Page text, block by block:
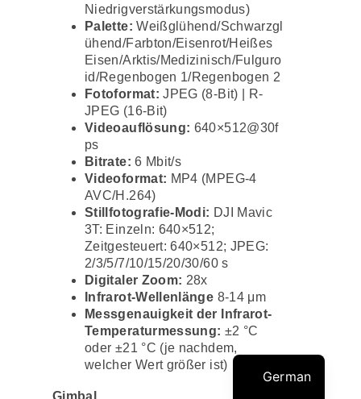
Niedrigverstärkungsmodus)
Palette:Weißglühend/Schwarzgl
ühend/Farbton/Eisenrot/Heißes
Eisen/Arktis/Medizinisch/Fulguro
id/Regenbogen 1/Regenbogen 2
Fotoformat: JPEG (8-Bit) | R-
JPEG (16-Bit)
Videoauflösung: 640×512@30f
ps
Bitrate: 6 Mbit/s
Videoformat: MP4 (MPEG-4
AVC/H.264)
Stillfotografie-Modi: DJI Mavic
3T: Einzeln: 640×512;
Zeitgesteuert: 640×512; JPEG:
2/3/5/7/10/15/20/30/60 s
Digitaler Zoom: 28x
Infrarot-Wellenlänge 8-14 μm
Messgenauigkeit der Infrarot-
Temperaturmessung: ±2 °C
oder ±21 °C (je nachdem,
welcher Wert größer ist)
German